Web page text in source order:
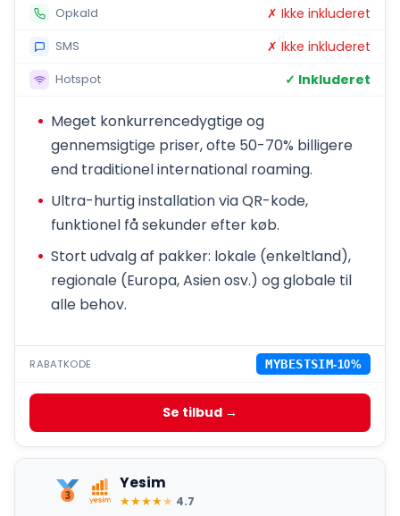
Opkald ✗ Ikke inkluderet
SMS ✗ Ikke inkluderet
Hotspot ✓ Inkluderet
Meget konkurrencedygtige og
gennemsigtige priser, ofte 50-70% billigere
end traditionel international roaming.
Ultra-hurtig installation via QR-kode,
funktionel få sekunder efter køb.
Stort udvalg af pakker: lokale (enkeltland),
regionale (Europa, Asien osv.) og globale til
alle behov.
RABATKODE MYBESTSIM-10%
Se tilbud →
Yesim
★★★★★ 4.7